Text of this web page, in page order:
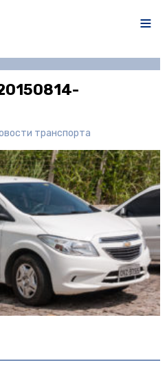
транспорта